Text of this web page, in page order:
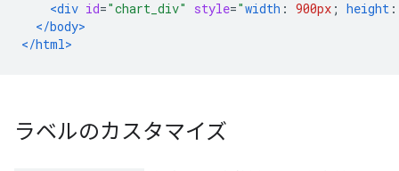
<div id="chart_div" style="width : 900px ; height :
</body>
</html>
ラベルのカスタマイズ